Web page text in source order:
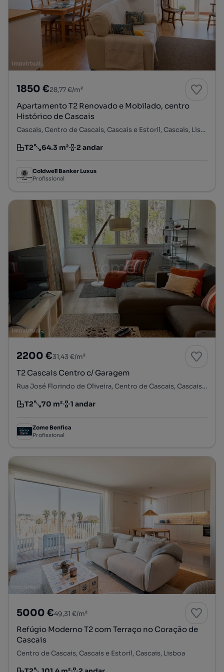
1850 €28,77 €/m²
Apartamento T2 Renovado e Mobilado, centro
Histórico de Cascais
Cascais, Centro de Cascais, Cascais e Estoril, Cascais, Lisboa
Tipologia
T2
Preço por metro quadrado
64.3 m²
Andar 2 andar
Coldwell Banker Luxus
Profissional
2200 €31,43 €/m²
T2 Cascais Centro c/ Garagem
Rua José Florindo de Oliveira, Centro de Cascais, Cascais e Estoril, Cascais, Lisboa
Tipologia
T2
Preço por metro quadrado
70 m²
Andar 1 andar
Zome Benfica
Profissional
5000 €49,31 €/m²
Refúgio Moderno T2 com Terraço no Coração de
Cascais
Centro de Cascais, Cascais e Estoril, Cascais, Lisboa